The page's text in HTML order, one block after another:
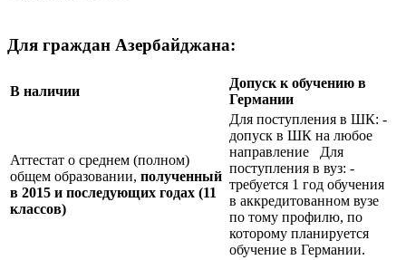
Для граждан Азербайджана:
В наличии
Допуск к обучению в
Германии
Аттестат о среднем (полном)
общем образовании, полученный
в 2015 и последующих годах (11
классов)
Для поступления в ШК: -
допуск в ШК на любое
направление Для
поступления в вуз: -
требуется 1 год обучения
в аккредитованном вузе
по тому профилю, по
которому планируется
обучение в Германии.